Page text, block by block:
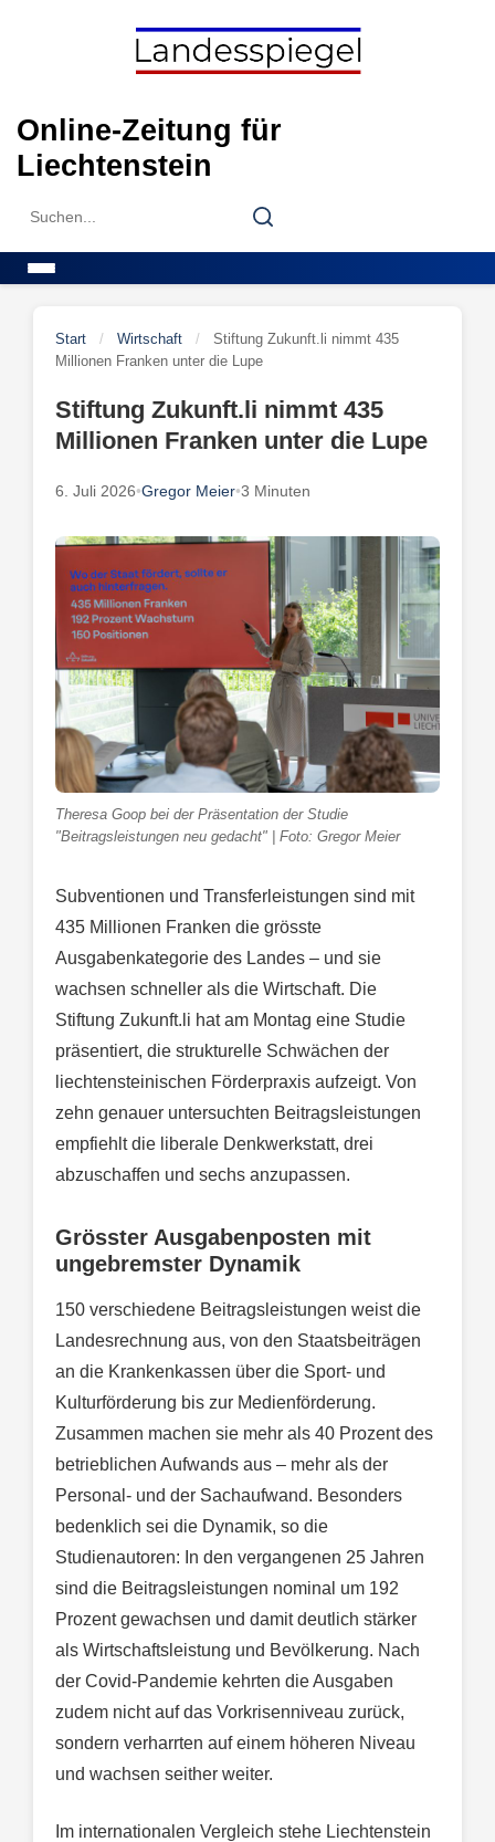
Online-Zeitung für
Liechtenstein
Search
Search
Start / Wirtschaft /
Stiftung Zukunft.li nimmt 435
Millionen Franken unter die Lupe
Stiftung Zukunft.li nimmt 435
Millionen Franken unter die Lupe
6. Juli 2026•Gregor Meier•3 Minuten
Theresa Goop bei der Präsentation der Studie
"Beitragsleistungen neu gedacht" | Foto: Gregor Meier
Subventionen und Transferleistungen sind mit
435 Millionen Franken die grösste
Ausgabenkategorie des Landes – und sie
wachsen schneller als die Wirtschaft. Die
Stiftung Zukunft.li hat am Montag eine Studie
präsentiert, die strukturelle Schwächen der
liechtensteinischen Förderpraxis aufzeigt. Von
zehn genauer untersuchten Beitragsleistungen
empfiehlt die liberale Denkwerkstatt, drei
abzuschaffen und sechs anzupassen.
Grösster Ausgabenposten mit
ungebremster Dynamik
150 verschiedene Beitragsleistungen weist die
Landesrechnung aus, von den Staatsbeiträgen
an die Krankenkassen über die Sport- und
Kulturförderung bis zur Medienförderung.
Zusammen machen sie mehr als 40 Prozent des
betrieblichen Aufwands aus – mehr als der
Personal- und der Sachaufwand. Besonders
bedenklich sei die Dynamik, so die
Studienautoren: In den vergangenen 25 Jahren
sind die Beitragsleistungen nominal um 192
Prozent gewachsen und damit deutlich stärker
als Wirtschaftsleistung und Bevölkerung. Nach
der Covid-Pandemie kehrten die Ausgaben
zudem nicht auf das Vorkrisenniveau zurück,
sondern verharrten auf einem höheren Niveau
und wachsen seither weiter.
Im internationalen Vergleich stehe Liechtenstein